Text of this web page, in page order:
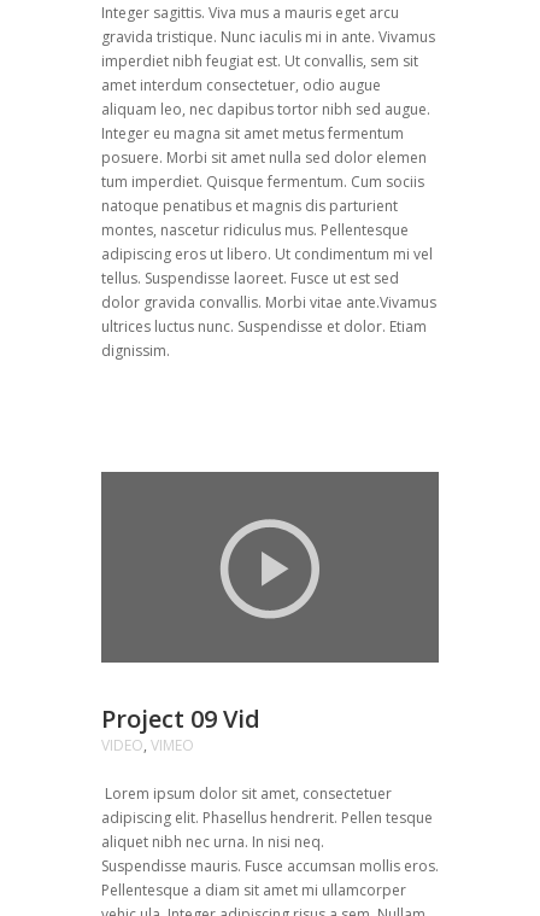
Integer sagittis. Viva mus a mauris eget arcu
gravida tristique. Nunc iaculis mi in ante. Vivamus
imperdiet nibh feugiat est. Ut convallis, sem sit
amet interdum consectetuer, odio augue
aliquam leo, nec dapibus tortor nibh sed augue.
Integer eu magna sit amet metus fermentum
posuere. Morbi sit amet nulla sed dolor elemen
tum imperdiet. Quisque fermentum. Cum sociis
natoque penatibus et magnis dis parturient
montes, nascetur ridiculus mus. Pellentesque
adipiscing eros ut libero. Ut condimentum mi vel
tellus. Suspendisse laoreet. Fusce ut est sed
dolor gravida convallis. Morbi vitae ante.Vivamus
ultrices luctus nunc. Suspendisse et dolor. Etiam
dignissim.
Project 09 Vid
VIDEO, VIMEO
Lorem ipsum dolor sit amet, consectetuer
adipiscing elit. Phasellus hendrerit. Pellen tesque
aliquet nibh nec urna. In nisi neq.
Suspendisse mauris. Fusce accumsan mollis eros.
Pellentesque a diam sit amet mi ullamcorper